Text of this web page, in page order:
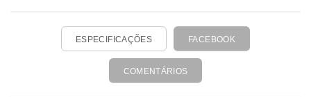
ESPECIFICAÇÕES FACEBOOK
COMENTÁRIOS